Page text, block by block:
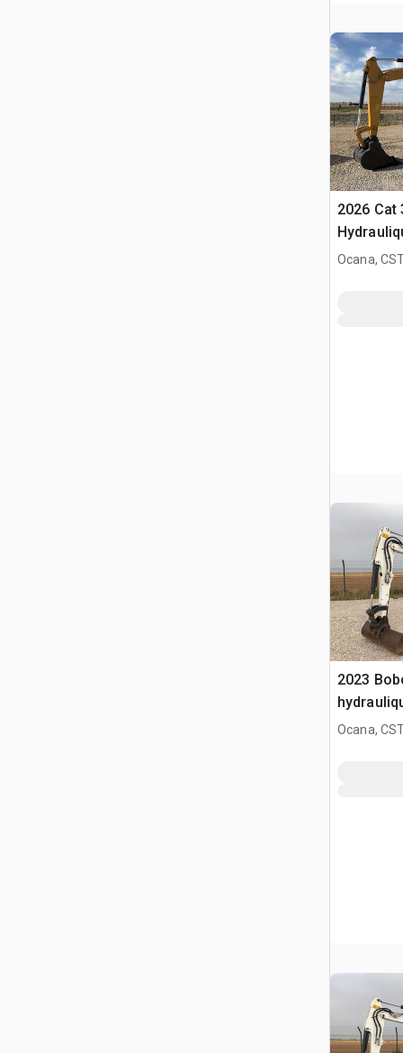
2026 Cat
(Unused)
Ocana,
2023
Ocana,